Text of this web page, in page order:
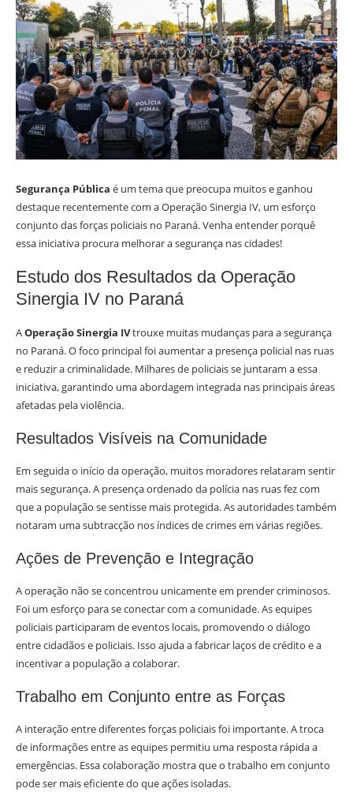
Segurança Pública é um tema que preocupa muitos e ganhou
destaque recentemente com a Operação Sinergia IV, um esforço
conjunto das forças policiais no Paraná. Venha entender porquê
essa iniciativa procura melhorar a segurança nas cidades!
Estudo dos Resultados da Operação
Sinergia IV no Paraná
AOperação Sinergia IVtrouxe muitas mudanças para a segurança
no Paraná. O foco principal foi aumentar a presença policial nas ruas
e reduzir a criminalidade. Milhares de policiais se juntaram a essa
iniciativa, garantindo uma abordagem integrada nas principais áreas
afetadas pela violência.
Resultados Visíveis na Comunidade
Em seguida o início da operação, muitos moradores relataram sentir
mais segurança. A presença ordenado da polícia nas ruas fez com
que a população se sentisse mais protegida. As autoridades também
notaram uma subtracção nos índices de crimes em várias regiões.
Ações de Prevenção e Integração
A operação não se concentrou unicamente em prender criminosos.
Foi um esforço para se conectar com a comunidade. As equipes
policiais participaram de eventos locais, promovendo o diálogo
entre cidadãos e policiais. Isso ajuda a fabricar laços de crédito e a
incentivar a população a colaborar.
Trabalho em Conjunto entre as Forças
A interação entre diferentes forças policiais foi importante. A troca
de informações entre as equipes permitiu uma resposta rápida a
emergências. Essa colaboração mostra que o trabalho em conjunto
pode ser mais eficiente do que ações isoladas.